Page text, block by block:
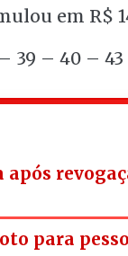
em R$
39 – 40 – 43
para